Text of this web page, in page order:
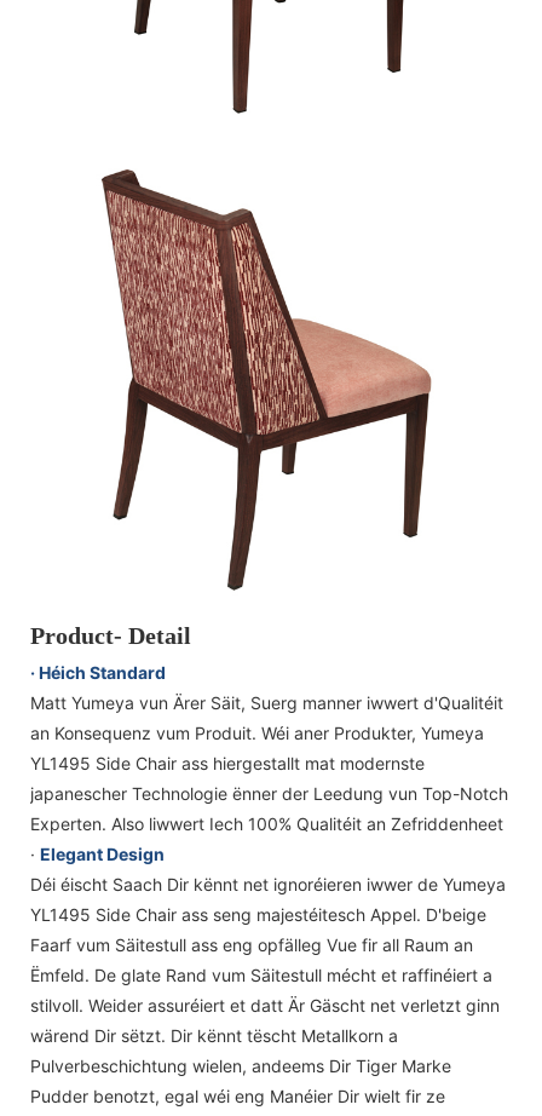
Product- Detail
· Héich Standard
Matt Yumeya vun Ärer Säit, Suerg manner iwwert d'Qualitéit
an Konsequenz vum Produit. Wéi aner Produkter, Yumeya
YL1495 Side Chair ass hiergestallt mat modernste
japanescher Technologie ënner der Leedung vun Top-Notch
Experten. Also liwwert Iech 100% Qualitéit an Zefriddenheet
· Elegant Design
Déi éischt Saach Dir kënnt net ignoréieren iwwer de Yumeya
YL1495 Side Chair ass seng majestéitesch Appel. D'beige
Faarf vum Säitestull ass eng opfälleg Vue fir all Raum an
Ëmfeld. De glate Rand vum Säitestull mécht et raffinéiert a
stilvoll. Weider assuréiert et datt Är Gäscht net verletzt ginn
wärend Dir sëtzt. Dir kënnt tëscht Metallkorn a
Pulverbeschichtung wielen, andeems Dir Tiger Marke
Pudder benotzt, egal wéi eng Manéier Dir wielt fir ze